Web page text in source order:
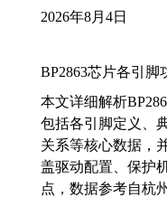
2026年8月4日
BP2863芯片各引脚
本文详细解析
包括各引脚定义、
关系等核心数据，
盖驱动配置、保护
点，数据参考自杭